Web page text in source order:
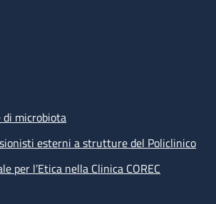
microbiota
esterni a strutture del Policlinico
per l’Etica nella Clinica COREC